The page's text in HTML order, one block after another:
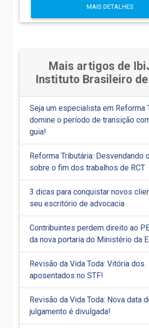
MAIS DETALHES
Mais artigos de
Instituto Brasileiro
Seja um especialista em Reforma
domine o período de transição
guia!
Reforma Tributária: Desvendando
sobre o fim dos trabalhos de RCT
3 dicas para conquistar novos
seu escritório de advocacia
Contribuintes perdem direito ao
da nova portaria do Ministério da
Revisão da Vida Toda: Vitória dos
aposentados no STF!
Revisão da Vida Toda: Nova data
julgamento é divulgada!